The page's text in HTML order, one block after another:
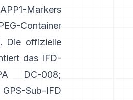
Markers
Container
Die offizielle
das IFD-
DC-008;
Sub-IFD